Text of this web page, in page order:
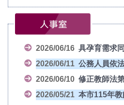
2026/06/16 具孕育需求
2026/06/11 公務人員依
2026/06/10 修正教師法
2026/05/21 本市115年